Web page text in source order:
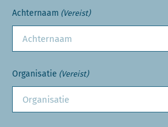
Achternaam (Vereist)
Organisatie (Vereist)